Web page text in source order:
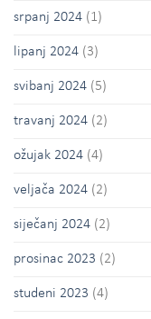
srpanj 2024 (1)
lipanj 2024 (3)
svibanj 2024 (5)
travanj 2024 (2)
ožujak 2024 (4)
veljača 2024 (2)
siječanj 2024 (2)
prosinac 2023 (2)
studeni 2023 (4)